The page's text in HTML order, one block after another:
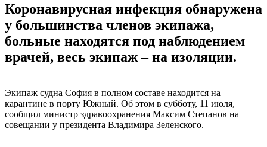
Коронавирусная инфекция обнаружена
у большинства членов экипажа,
больные находятся под наблюдением
врачей, весь экипаж – на изоляции.
Экипаж судна София в полном составе находится на
карантине в порту Южный. Об этом в субботу, 11 июля,
сообщил министр здравоохранения Максим Степанов на
совещании у президента Владимира Зеленского.